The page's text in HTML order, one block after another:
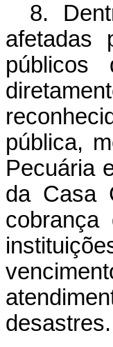
8.
afetadas
públicos
pública,
Pecuária
da Casa
desastres.